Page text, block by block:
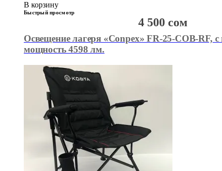
В корзину
Быстрый просмотр
Освещение лагеря «Conpex» FR-25-COB-RF, с
мощность 4598 лм.
4 500 сом